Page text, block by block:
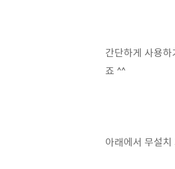
간단하게 사용
죠 ^^
아래에서 무설